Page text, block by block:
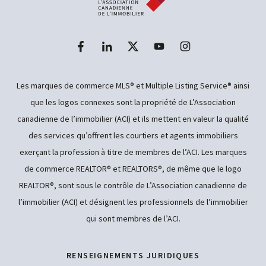
RENSEIGNEMENTS JURIDIQUES
Les marques de commerce MLS® et Multiple Listing Service® ainsi
que les logos connexes sont la propriété de L’Association
canadienne de l’immobilier (ACI) et ils mettent en valeur la qualité
des services qu’offrent les courtiers et agents immobiliers
exerçant la profession à titre de membres de l’ACI. Les marques
de commerce REALTOR® et REALTORS®, de même que le logo
REALTOR®, sont sous le contrôle de L’Association canadienne de
l’immobilier (ACI) et désignent les professionnels de l’immobilier
qui sont membres de l’ACI.